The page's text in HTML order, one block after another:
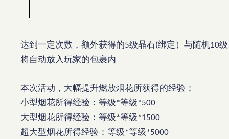
达到一定次数，额外获得的5级晶石(绑定）与随机10
将自动放入玩家的包裹内
本次活动，大幅提升燃放烟花所获得的经验；
小型烟花所得经验：等级*等级*500
大型烟花所得经验：等级*等级*1500
超大型烟花所得经验：等级*等级*5000